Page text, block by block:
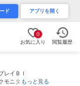
ド アプリを開く
0
お気に入り 閲覧履歴
レイＢｌ
モニターもっと見る